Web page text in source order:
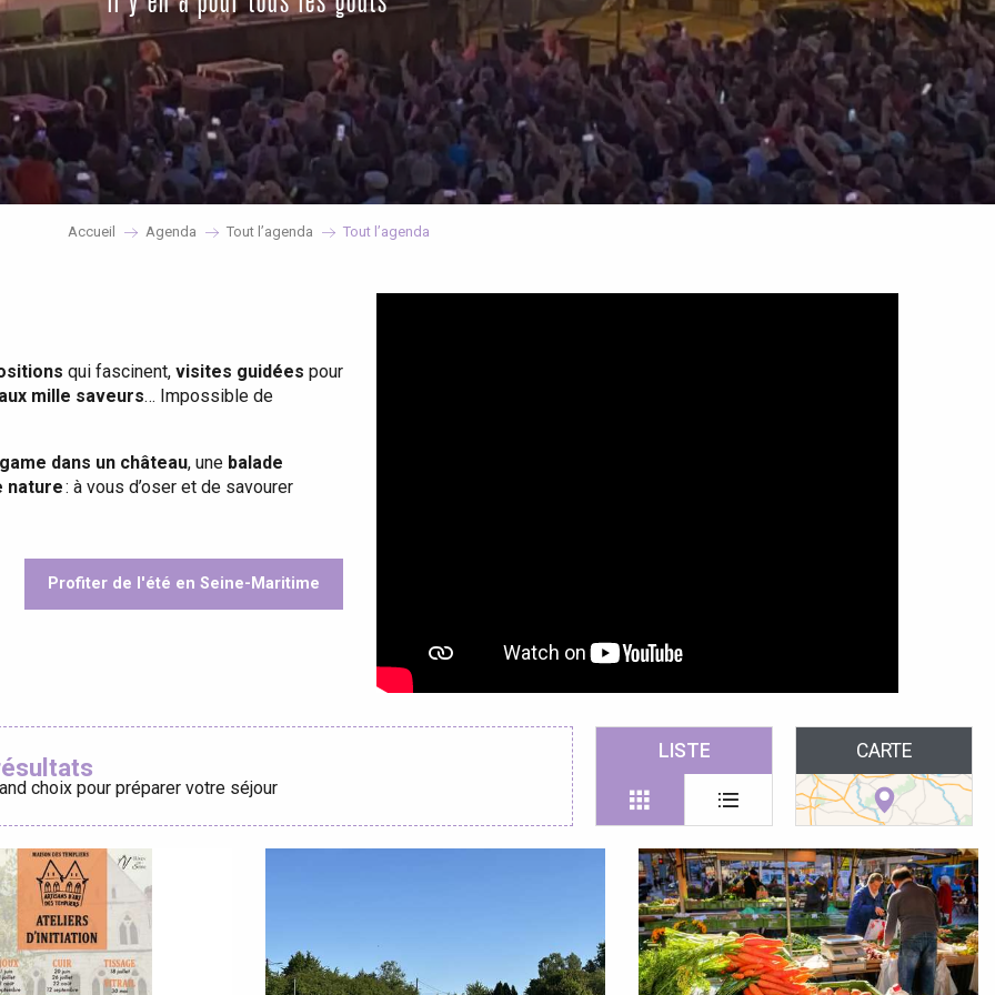
Accueil Agenda Tout l’agenda Tout l’agenda
qui fascinent, visites guidées pour
mille saveurs… Impossible de
dans un château, une balade
nature: à vous d’oser et de savourer
Profiter de l'été en Seine-Maritime
choix pour préparer votre séjour
LISTE CARTE